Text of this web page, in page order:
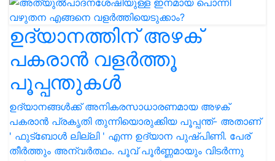
ഉദ്യാനത്തിന് അഴക്
പകരാൻ വളർത്തൂ
പൂപ്പന്തുകള്‍
ഉദ്യാനങ്ങള്‍ക്ക് അനികരസാധാരണമായ അഴക്
പകരാന്‍ പ്രകൃതി തുന്നിയൊരുക്കിയ പൂപ്പന്ത്- അതാണ്
' ഫുട്‌ബോള്‍ ലില്ലി ' എന്ന ഉദ്യാന പുഷ്പിണി. പേര്
തീര്‍ത്തും അന്വര്‍ത്ഥം. പൂവ് പൂര്‍ണ്ണമായും വിടര്‍ന്നു